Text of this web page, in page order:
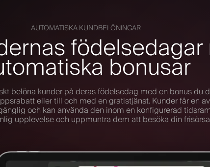
AUTOMATISKA KUNDBELÖNINGAR
bonusar
belöna kunder på deras födelsedag med en bonus du
eller till och med en gratistjänst. Kunder får en
och kan använda den inom en konfigurerad
upplevelse och uppmuntra dem att besöka din